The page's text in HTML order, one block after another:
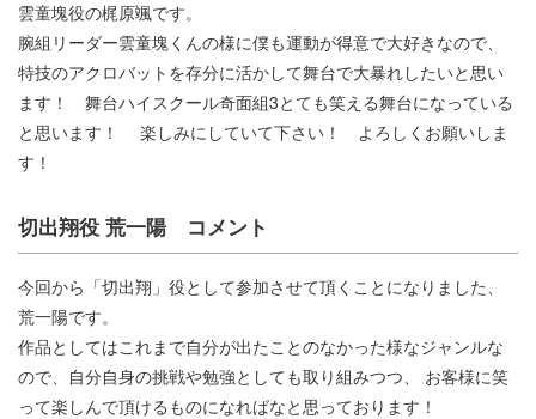
雲童塊役の梶原颯です。
腕組リーダー雲童塊くんの様に僕も運動が得意で大好きなので、
特技のアクロバットを存分に活かして舞台で大暴れしたいと思い
ます！ 舞台ハイスクール奇面組3とても笑える舞台になっている
と思います！ 楽しみにしていて下さい！ よろしくお願いしま
す！
切出翔役 荒一陽 コメント
今回から「切出翔」役として参加させて頂くことになりました、
荒一陽です。
作品としてはこれまで自分が出たことのなかった様なジャンルな
ので、自分自身の挑戦や勉強としても取り組みつつ、 お客様に笑
って楽しんで頂けるものになればなと思っております！